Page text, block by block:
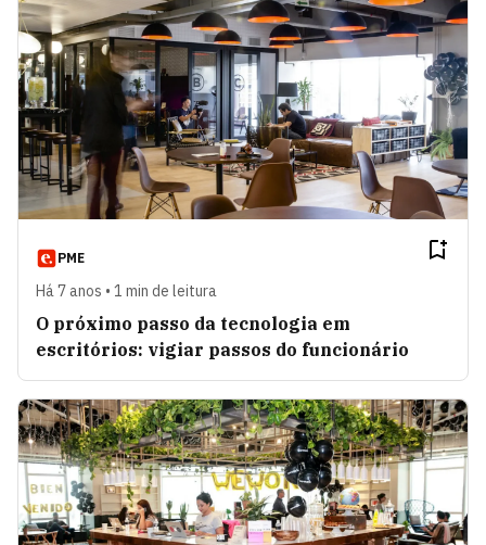
PME
Há 7 anos • 1 min de leitura
O próximo passo da tecnologia em
escritórios: vigiar passos do funcionário